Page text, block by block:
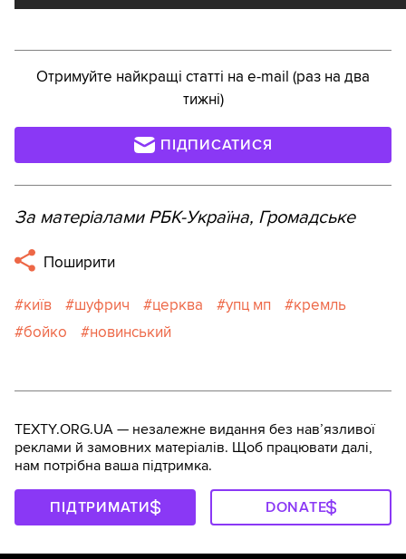
Отримуйте найкращі статті на e-mail (раз на два
тижні)
ПІДПИСАТИСЯ
За матеріалами РБК-Україна, Громадське
Поширити
київ шуфрич церква упц мп
кремль
бойко
новинський
TEXTY.ORG.UA — незалежне видання без навʼязливої
реклами й замовних матеріалів. Щоб працювати далі,
нам потрібна ваша підтримка.
ПІДТРИМАТИ DONATE